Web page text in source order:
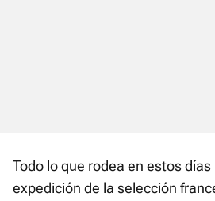
Todo lo que rodea en estos días
expedición de la selección